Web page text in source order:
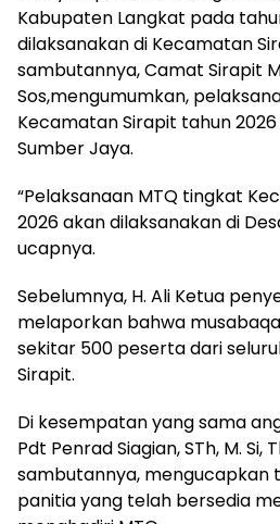
Kabupaten Langkat pada
dilaksanakan di Kecamatan
sambutannya, Camat Sirapit
Sos,mengumumkan,
Kecamatan Sirapit tahun
Sumber Jaya.
“Pelaksanaan MTQ tingkat
2026 akan dilaksanakan di
ucapnya.
Sebelumnya, H. Ali Ketua
melaporkan bahwa
sekitar 500 peserta dari
Sirapit.
Di kesempatan yang sama
Pdt Penrad Siagian, STh, M. Si,
sambutannya, mengucapkan
panitia yang telah bersedia